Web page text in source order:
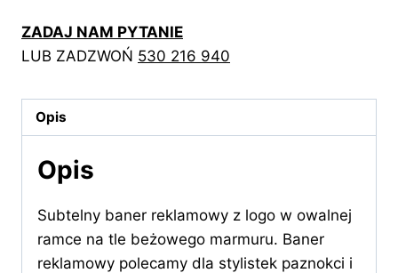
reklamowy
z
logo
ZADAJ NAM PYTANIE
LUB ZADZWOŃ 530 216 940
Opis
Opis
Subtelny baner reklamowy z logo w owalnej
ramce na tle beżowego marmuru. Baner
reklamowy polecamy dla stylistek paznokci i